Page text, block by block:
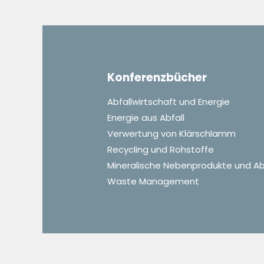
Konferenzbücher
Abfallwirtschaft und Energie
Energie aus Abfall
Verwertung von Klärschlamm
Recycling und Rohstoffe
Mineralische Nebenprodukte und
Waste Management